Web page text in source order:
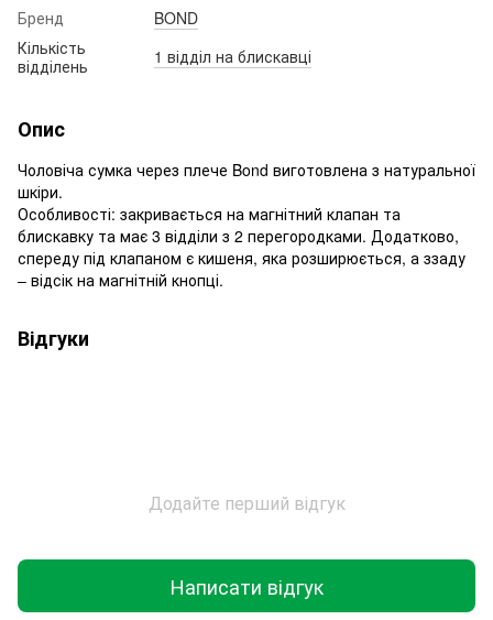
Бренд
BOND
Кількість
відділень
1 відділ на блискавці
Опис
Чоловіча сумка через плече Bond виготовлена ​​з натуральної
шкіри.
Особливості: закривається на магнітний клапан та
блискавку та має 3 відділи з 2 перегородками. Додатково,
спереду під клапаном є кишеня, яка розширюється, а ззаду
– відсік на магнітній кнопці.
Відгуки
Додайте перший відгук
Написати відгук